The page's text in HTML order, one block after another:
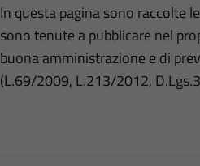
In questa pagina sono raccolte
sono tenute a pubblicare nel
buona amministrazione e di
(L.69/2009, L.213/2012,